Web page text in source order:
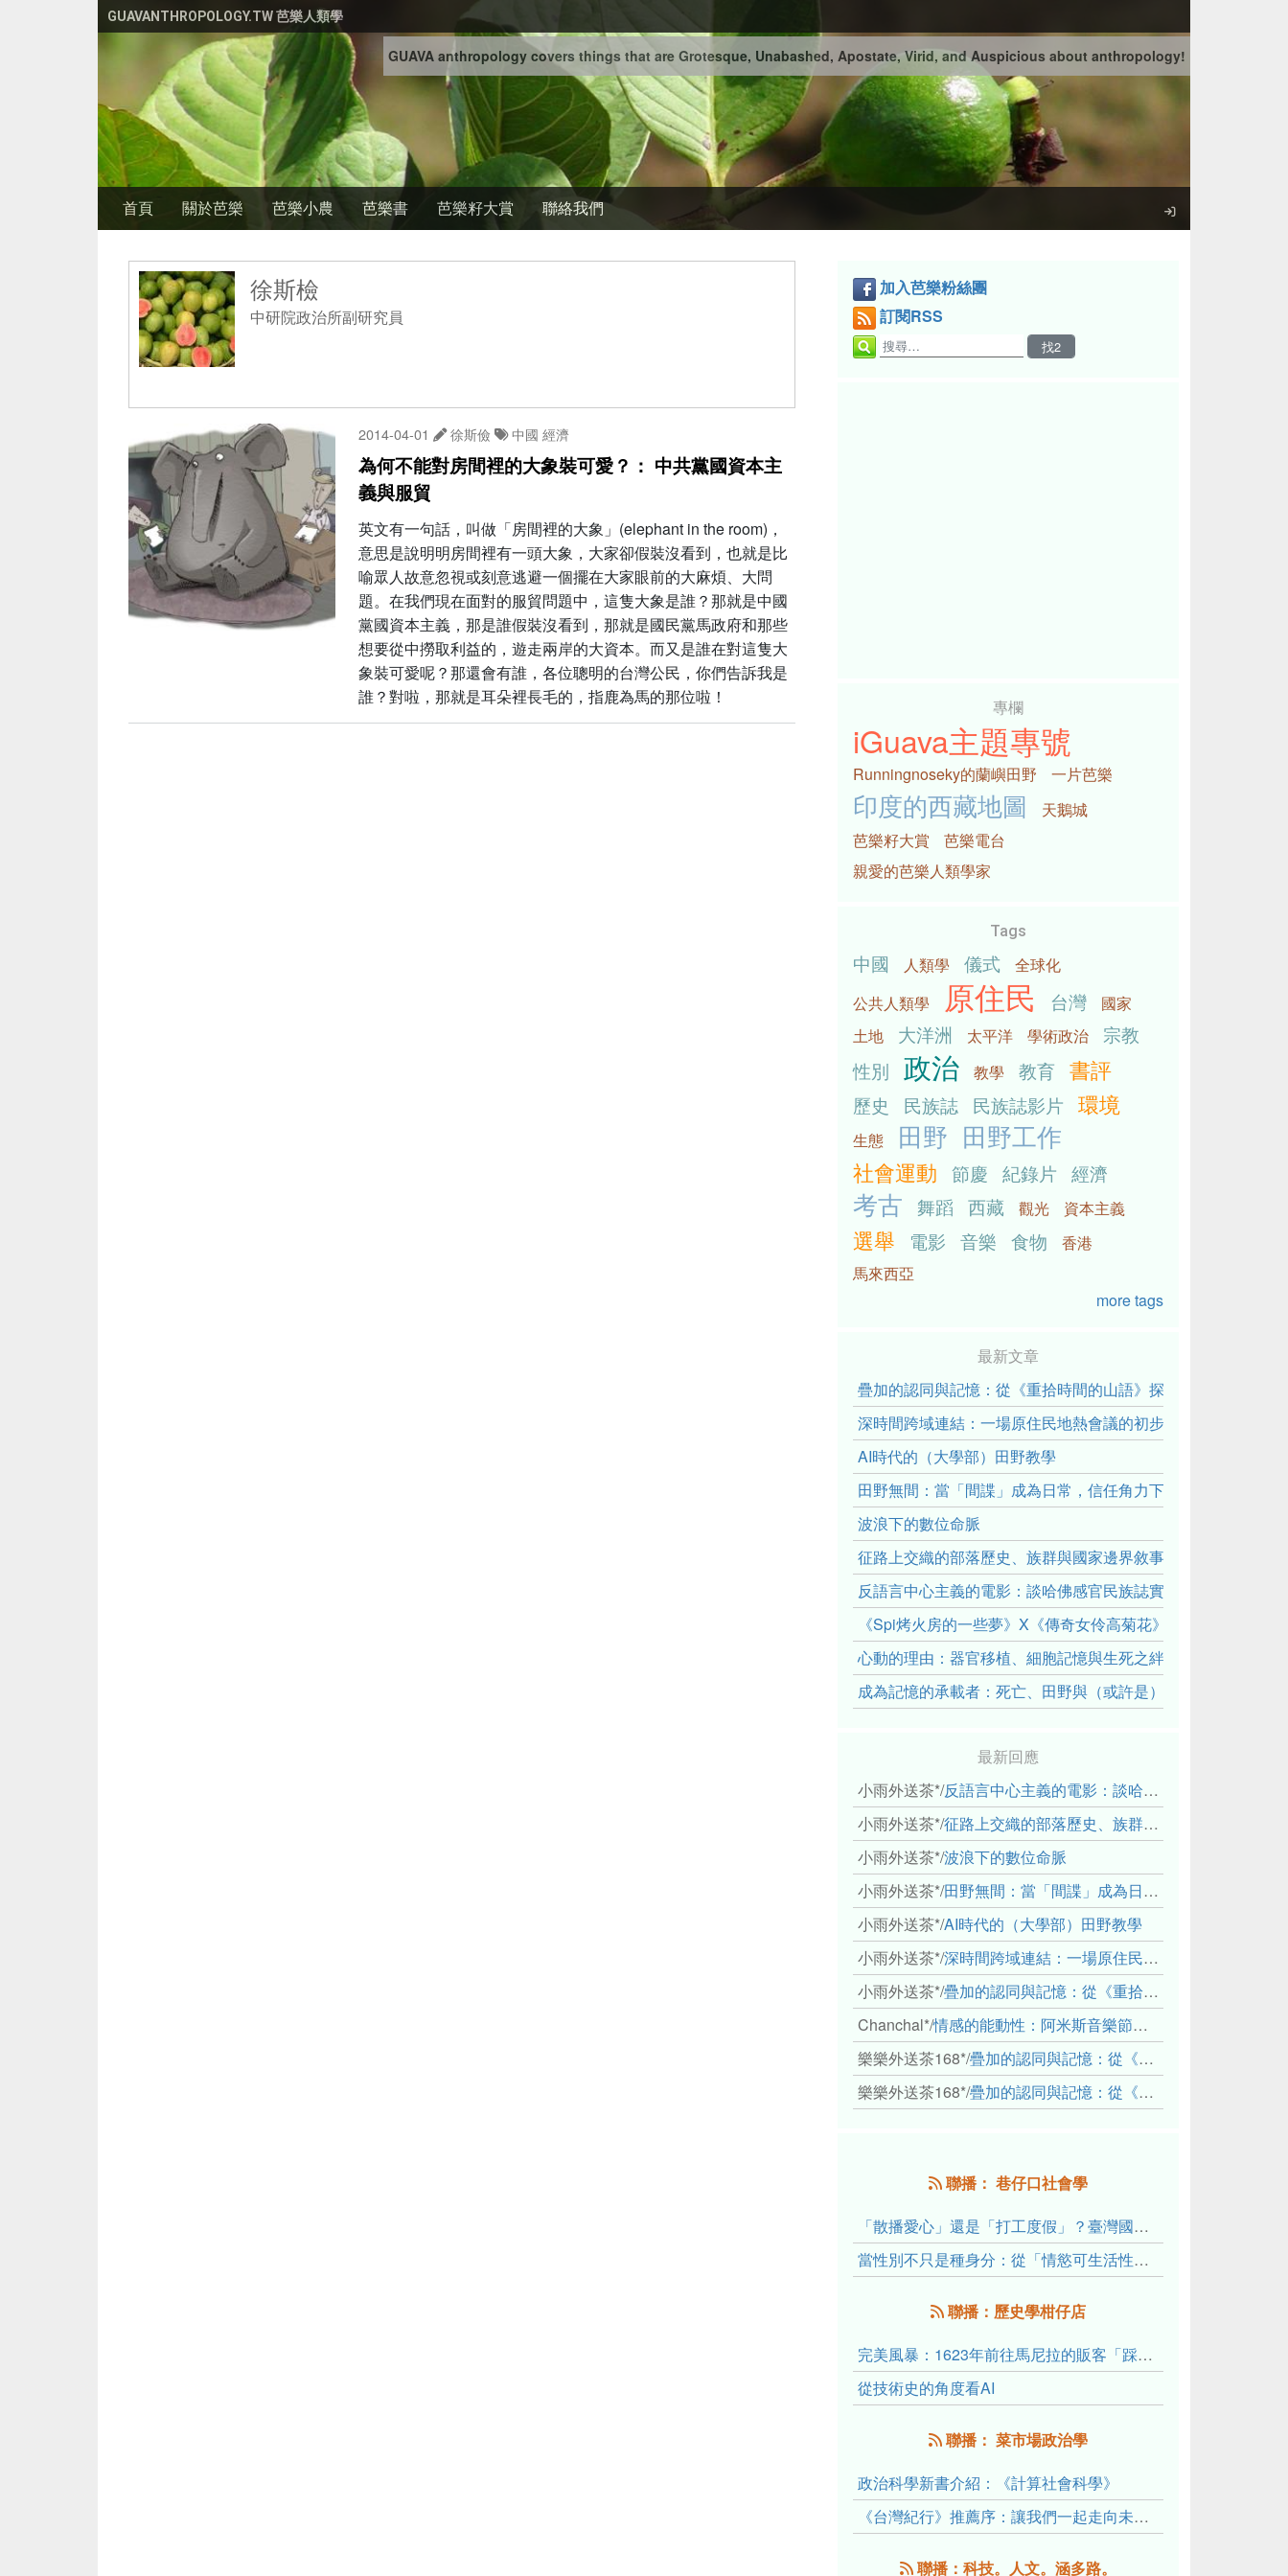
GUAVANTHROPOLOGY.TW 芭樂人類學
GUAVA anthropology covers things that are Grotesque, Unabashed, Apostate, Virid, and Auspicious about anthropology!
首頁 關於芭樂 芭樂小農 芭樂書 芭樂籽大賞 聯絡我們
徐斯檢
中研院政治所副研究員
2014-04-01 徐斯儉 中國 經濟
為何不能對房間裡的大象裝可愛？： 中共黨國資本主
義與服貿
英文有一句話，叫做「房間裡的大象」(elephant in the room)，
意思是說明明房間裡有一頭大象，大家卻假裝沒看到，也就是比
喻眾人故意忽視或刻意逃避一個擺在大家眼前的大麻煩、大問
題。在我們現在面對的服貿問題中，這隻大象是誰？那就是中國
黨國資本主義，那是誰假裝沒看到，那就是國民黨馬政府和那些
想要從中撈取利益的，遊走兩岸的大資本。而又是誰在對這隻大
象裝可愛呢？那還會有誰，各位聰明的台灣公民，你們告訴我是
誰？對啦，那就是耳朵裡長毛的，指鹿為馬的那位啦！
加入芭樂粉絲團
訂閱RSS
專欄
iGuava主題專號
Runningnoseky的蘭嶼田野 一片芭樂
印度的西藏地圖
天鵝城
芭樂籽大賞
芭樂電台
親愛的芭樂人類學家
Tags
中國 人類學 儀式
全球化
公共人類學
原住民 台灣
國家
土地
大洋洲 太平洋 學術政治
宗教
性別 政治 教學 教育 書評
歷史 民族誌 民族誌影片 環境
生態 田野 田野工作
社會運動 節慶 紀錄片 經濟
考古 舞蹈 西藏 觀光 資本主義
選舉 電影 音樂 食物
香港
馬來西亞
more tags
最新文章
疊加的認同與記憶：從《重拾時間的山語》探討「我們的」立
深時間跨域連結：一場原住民地熱會議的初步觀察
AI時代的（大學部）田野教學
田野無間：當「間諜」成為日常，信任角力下的情感伏流
波浪下的數位命脈
征路上交織的部落歷史、族群與國家邊界敘事： 《路有多長》
反語言中心主義的電影：談哈佛感官民族誌實驗室
《Spi烤火房的一些夢》X《傳奇女伶高菊花》： 透過紀錄片
心動的理由：器官移植、細胞記憶與生死之絆
成為記憶的承載者：死亡、田野與（或許是）人類學的成年禮
最新回應
小雨外送茶*/反語言中心主義的電影：談哈佛感官民族誌實驗室
小雨外送茶*/征路上交織的部落歷史、族群與國家邊界敘事： 《路有多長》、《高砂的翅膀》、《檔案／李光輝》
小雨外送茶*/波浪下的數位命脈
小雨外送茶*/田野無間：當「間諜」成為日常，信任角力下的情感伏流
小雨外送茶*/AI時代的（大學部）田野教學
小雨外送茶*/深時間跨域連結：一場原住民地熱會議的初步觀察
小雨外送茶*/疊加的認同與記憶：從《重拾時間的山語》探討「我們的」立場性(positionality)
Chanchal*/情感的能動性：阿米斯音樂節的「對話觀察」
樂樂外送茶168*/疊加的認同與記憶：從《重拾時間的山語》探討「我們的」立場性(positionality)
樂樂外送茶168*/疊加的認同與記憶：從《重拾時間的山語》探討「我們的」立場性(positionality)
聯播： 巷仔口社會學
「散播愛心」還是「打工度假」？臺灣國內與跨國捐卵的利他修辭、金錢動機與身體代價
當性別不只是種身分：從「情慾可生活性」理解跨性別者的身體、慾望與認同探索
聯播：歷史學柑仔店
完美風暴：1623年前往馬尼拉的販客「踩線團」怎麼會困死於澎湖?
從技術史的角度看AI
聯播： 菜市場政治學
政治科學新書介紹：《計算社會科學》
《台灣紀行》推薦序：讓我們一起走向未來文明的備忘錄
聯播：科技。人文。涵多路。